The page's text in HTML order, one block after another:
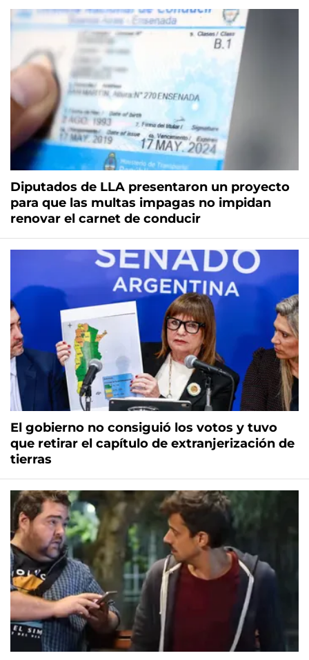
Diputados de LLA presentaron un proyecto
para que las multas impagas no impidan
renovar el carnet de conducir
El gobierno no consiguió los votos y tuvo
que retirar el capítulo de extranjerización de
tierras